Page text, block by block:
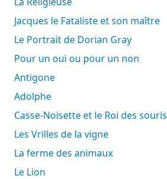
Jacques le Fataliste et son maître
Le Portrait de Dorian Gray
Pour un oui ou pour un non
Antigone
Adolphe
Casse-Noisette et le Roi des souris
Les Vrilles de la vigne
La ferme des animaux
Le Lion